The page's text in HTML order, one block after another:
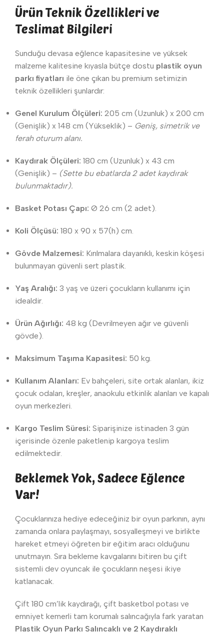
Ürün Teknik Özellikleri ve
Teslimat Bilgileri
Sunduğu devasa eğlence kapasitesine ve yüksek
malzeme kalitesine kıyasla bütçe dostu plastik oyun
parkı fiyatları ile öne çıkan bu premium setimizin
teknik özellikleri şunlardır:
Genel Kurulum Ölçüleri: 205 cm (Uzunluk) x 200 cm
(Genişlik) x 148 cm (Yükseklik) – Geniş, simetrik ve
ferah oturum alanı.
Kaydırak Ölçüleri: 180 cm (Uzunluk) x 43 cm
(Genişlik) – (Sette bu ebatlarda 2 adet kaydırak
bulunmaktadır).
Basket Potası Çapı: Ø 26 cm (2 adet).
Koli Ölçüsü: 180 x 90 x 57(h) cm.
Gövde Malzemesi: Kırılmalara dayanıklı, keskin köşesi
bulunmayan güvenli sert plastik.
Yaş Aralığı: 3 yaş ve üzeri çocukların kullanımı için
idealdir.
Ürün Ağırlığı: 48 kg (Devrilmeyen ağır ve güvenli
gövde).
Maksimum Taşıma Kapasitesi: 50 kg.
Kullanım Alanları: Ev bahçeleri, site ortak alanları, ikiz
çocuk odaları, kreşler, anaokulu etkinlik alanları ve kapalı
oyun merkezleri.
Kargo Teslim Süresi: Siparişinize istinaden 3 gün
içerisinde özenle paketlenip kargoya teslim
edilmektedir.
Beklemek Yok, Sadece Eğlence
Var!
Çocuklarınıza hediye edeceğiniz bir oyun parkının, aynı
zamanda onlara paylaşmayı, sosyalleşmeyi ve birlikte
hareket etmeyi öğreten bir eğitim aracı olduğunu
unutmayın. Sıra bekleme kavgalarını bitiren bu çift
sistemli dev oyuncak ile çocukların neşesi ikiye
katlanacak.
Çift 180 cm’lik kaydırağı, çift basketbol potası ve
emniyet kemerli tam korumalı salıncağıyla fark yaratan
Plastik Oyun Parkı Salıncaklı ve 2 Kaydıraklı